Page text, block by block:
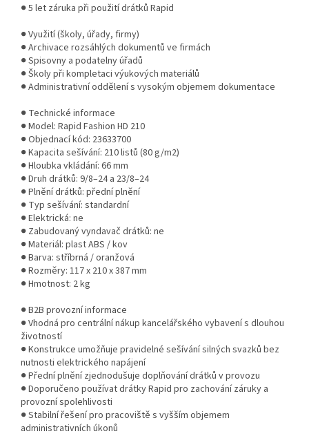
● 5 let záruka při použití drátků Rapid
● Využití (školy, úřady, firmy)
● Archivace rozsáhlých dokumentů ve firmách
● Spisovny a podatelny úřadů
● Školy při kompletaci výukových materiálů
● Administrativní oddělení s vysokým objemem dokumentace
● Technické informace
● Model: Rapid Fashion HD 210
● Objednací kód: 23633700
● Kapacita sešívání: 210 listů (80 g/m2)
● Hloubka vkládání: 66 mm
● Druh drátků: 9/8–24 a 23/8–24
● Plnění drátků: přední plnění
● Typ sešívání: standardní
● Elektrická: ne
● Zabudovaný vyndavač drátků: ne
● Materiál: plast ABS / kov
● Barva: stříbrná / oranžová
● Rozměry: 117 x 210 x 387 mm
● Hmotnost: 2 kg
● B2B provozní informace
● Vhodná pro centrální nákup kancelářského vybavení s dlouhou
životností
● Konstrukce umožňuje pravidelné sešívání silných svazků bez
nutnosti elektrického napájení
● Přední plnění zjednodušuje doplňování drátků v provozu
● Doporučeno používat drátky Rapid pro zachování záruky a
provozní spolehlivosti
● Stabilní řešení pro pracoviště s vyšším objemem
administrativních úkonů